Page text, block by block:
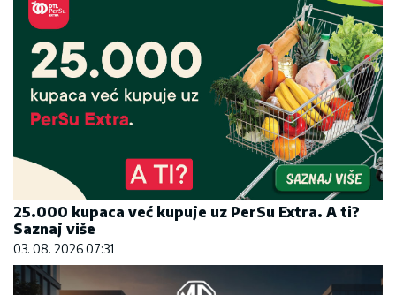
25.000 kupaca već kupuje uz PerSu Extra. A ti?
Saznaj više
03. 08. 2026 07:31